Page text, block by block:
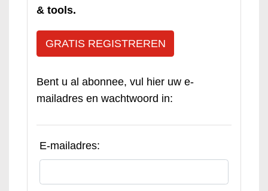
& tools.
GRATIS REGISTREREN
Bent u al abonnee, vul hier uw e-
mailadres en wachtwoord in:
E-mailadres: